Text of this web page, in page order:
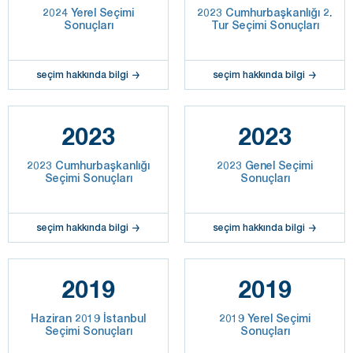
2024 Yerel Seçimi
Sonuçları
seçim hakkında bilgi
2023 Cumhurbaşkanlığı 2.
Tur Seçimi Sonuçları
seçim hakkında bilgi
2023
2023 Cumhurbaşkanlığı
Seçimi Sonuçları
seçim hakkında bilgi
2023
2023 Genel Seçimi
Sonuçları
seçim hakkında bilgi
2019
Haziran 2019 İstanbul
Seçimi Sonuçları
2019
2019 Yerel Seçimi
Sonuçları